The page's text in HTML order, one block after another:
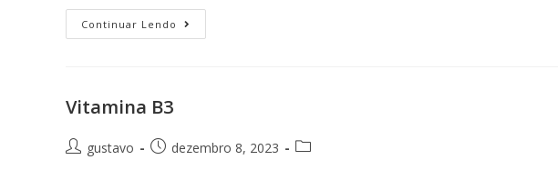
Continuar Lendo
Vitamina B3
gustavo dezembro 8, 2023